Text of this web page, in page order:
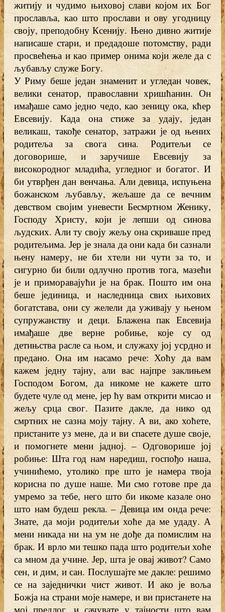
житију и чудимо њиховој слави којом их Бог
прославља, као што прослави и ову угодницу
своју, преподобну Ксенију. Њено дивно житије
написаше стари, и предадоше потомству, ради
просвећења и као пример онима који желе да с
љубављу служе Богу.
У Риму беше један знаменит и угледан човек,
велики сенатор, православни хришћанин. Он
имађаше само једно чедо, као зеницу ока, кћер
Евсевију. Када она стиже за удају, један
великаш, такође сенатор, затражи је од њених
родитеља за свога сина. Родитељи се
договорише, и заручише Евсевију за
високородног младића, угледног и богатог. И
би утврђен дан венчања. Али девица, испуњена
божанском љубављу, жељаше да се вечним
девством својим уневести Бесмртном Женику,
Господу Христу, који је лепши од синова
људских. Али ту своју жељу она скриваше пред
родитељима. Јер је знала да они када би сазнали
њену намеру, не би хтели ни чути за то, и
сигурно би били одлучно против тога, мазећи
је и приморавајући је на брак. Пошто им она
беше јединица, и наследница свих њихових
богатстава, они су желели да уживају у њеном
супружанству и деци. Блажена пак Евсевија
имађаше две верне робиње, које су од
детињства расле са њом, и служаху јој усрдно и
предано. Она им насамо рече: Хоћу да вам
кажем једну тајну, али вас најпре заклињем
Господом Богом, да никоме не кажете што
будете чуле од мене, јер ћу вам открити мисао и
жељу срца свог. Пазите дакле, да нико од
смртних не сазна моју тајну. А ви, ако хоћете,
пристаните уз мене, да и ви спасете душе своје,
и помогнете мени јадној. – Одговорише јој
робиње: Шта год нам наредиш, госпођо наша,
учинићемо, утолико пре што је намера твоја
корисна по душе наше. Ми смо готове пре да
умремо за тебе, него што би икоме казале оно
што нам будеш рекла. – Девица им онда рече:
Знате, да моји родитељи хоће да ме удаду. А
мени никада ни на ум не дође да помислим на
брак. И врло ми тешко пада што родитељи хоће
са мном да учине. Јер, шта је овај живот? Само
сен, и дим, и сан. Послушајте ме дакле: решимо
се на заједнички чист живот. И ако је воља
Божја на страни моје намере, и ви пристанете на
мој предлог, и сачувате у тајности што вам